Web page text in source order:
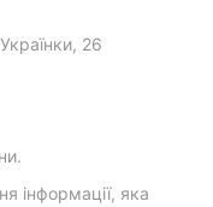
26
інформації, яка